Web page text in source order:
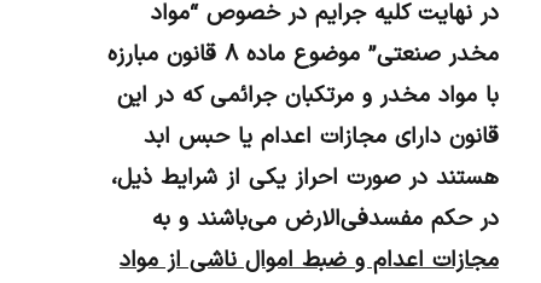
در نهایت کلیه جرایم در خصوص “مواد
مخدر صنعتی” موضوع ماده ۸ قانون مبارزه
با مواد مخدر و مرتکبان جرائمی که در این
قانون دارای مجازات اعدام یا حبس ابد
هستند در صورت احراز یکی از شرایط ذیل،
در حکم مفسد‌فی‌الارض می‌باشند و به
مجازات اعدام و ضبط اموال ناشی از مواد